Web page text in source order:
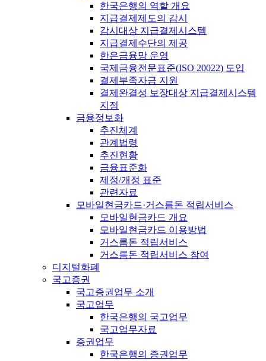
한국은행의 역할 개요
지급결제제도의 감시
감시대상 지급결제시스템
지급결제수단의 제공
한은금융망 운영
국제금융전문표준(ISO 20022) 도입
결제부족자금 지원
결제완결성 보장대상 지급결제시스템
지정
금융정보화
추진체계
관계법령
추진현황
금융표준화
제정/개정 표준
관련자료
모바일현금카드·거스름돈 적립서비스
모바일현금카드 개요
모바일현금카드 이용방법
거스름돈 적립서비스
거스름돈 적립서비스 참여
디지털화폐
국고증권
국고증권업무 소개
국고업무
한국은행의 국고업무
국고업무자료
증권업무
한국은행의 증권업무